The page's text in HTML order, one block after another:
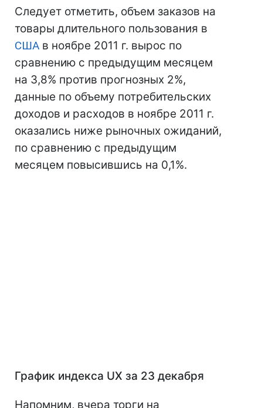
Следует отметить, объем заказов на
товары длительного пользования в
США в ноябре 2011 г. вырос по
сравнению с предыдущим месяцем
на 3,8% против прогнозных 2%,
данные по объему потребительских
доходов и расходов в ноябре 2011 г.
оказались ниже рыночных ожиданий,
по сравнению с предыдущим
месяцем повысившись на 0,1%.
График индекса UX за 23 декабря
Напомним, вчера торги на